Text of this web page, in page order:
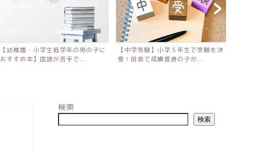
【幼稚園・小学生低学年の男の子に
おすすめ本】国語が苦手で...
【中学受験】小学５年生で受験を決
意！田舎で成績普通の子が...
検索
検索